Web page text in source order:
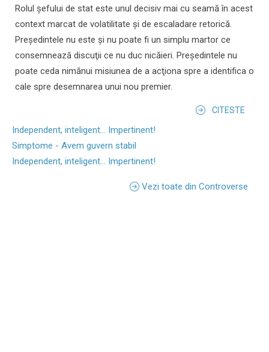
Rolul şefului de stat este unul decisiv mai cu seamă în acest
context marcat de volatilitate şi de escaladare retorică.
Preşedintele nu este şi nu poate fi un simplu martor ce
consemnează discuţii ce nu duc nicăieri. Preşedintele nu
poate ceda nimănui misiunea de a acţiona spre a identifica o
cale spre desemnarea unui nou premier.
CITESTE
Independent, inteligent... Impertinent!
Simptome - Avem guvern stabil
Independent, inteligent... Impertinent!
Vezi toate din Controverse